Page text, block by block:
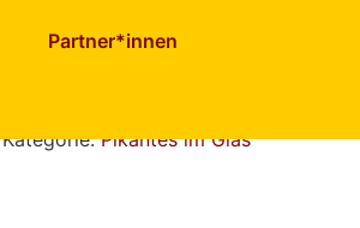
Partner*innen
Kategorie:Pikantes im Glas